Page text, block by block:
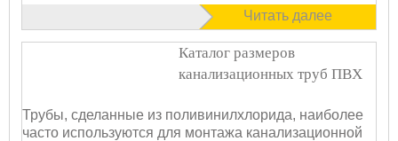
Читать далее
Каталог размеров
канализационных труб ПВХ
Трубы, сделанные из поливинилхлорида, наиболее
часто используются для монтажа канализационной